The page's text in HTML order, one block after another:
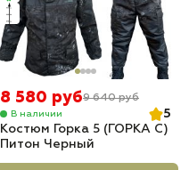
8 580 руб9 640 руб
В наличии
5
Костюм Горка 5 (ГОРКА С)
Питон Черный